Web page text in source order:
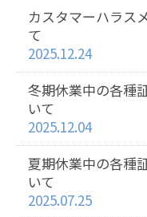
カスタマーハラス
て
2025.12.24
冬期休業中の各種
いて
2025.12.04
夏期休業中の各種
いて
2025.07.25